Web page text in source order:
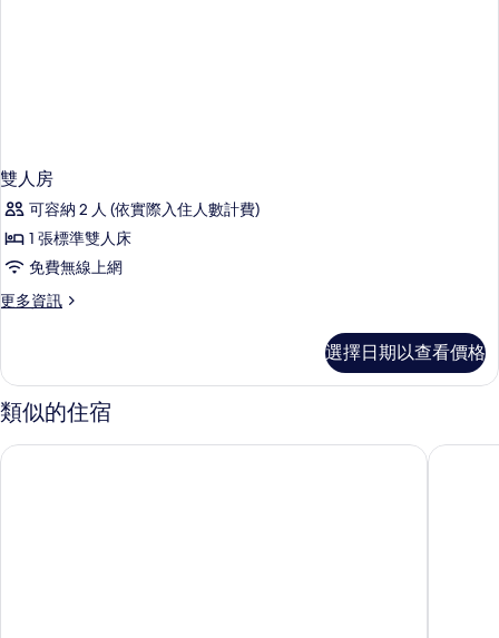
雙人房
可容納 2 人 (依實際入住人數計費)
1 張標準雙人床
免費無線上網
更多資訊
更
房
的
詳
選擇日期以查看價格
類似的住宿
東港幸福浪漫旅 遇見‧祕